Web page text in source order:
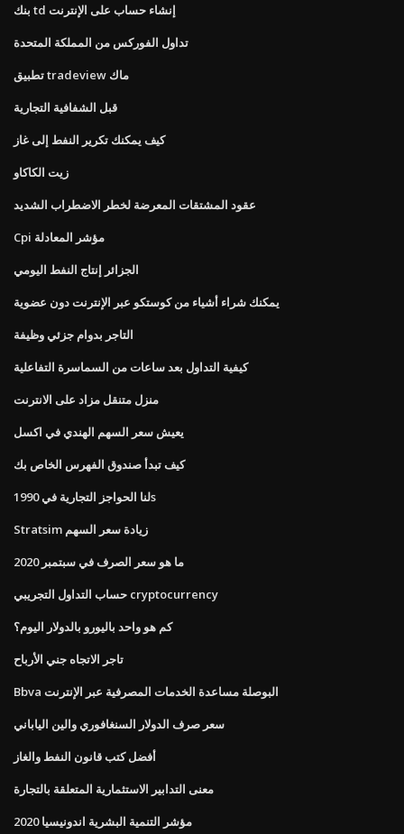
بنك td إنشاء حساب على الإنترنت
تداول الفوركس من المملكة المتحدة
تطبيق tradeview ماك
قبل الشفافية التجارية
كيف يمكنك تكرير النفط إلى غاز
زيت الكاكاو
عقود المشتقات المعرضة لخطر الاضطراب الشديد
Cpi مؤشر المعادلة
الجزائر إنتاج النفط اليومي
يمكنك شراء أشياء من كوستكو عبر الإنترنت دون عضوية
التاجر بدوام جزئي وظيفة
كيفية التداول بعد ساعات من السماسرة التفاعلية
منزل متنقل مزاد على الانترنت
يعيش سعر السهم الهندي في اكسل
كيف تبدأ صندوق الفهرس الخاص بك
لنا الحواجز التجارية في 1990s
Stratsim زيادة سعر السهم
ما هو سعر الصرف في سبتمبر 2020
حساب التداول التجريبي cryptocurrency
كم هو واحد باليورو بالدولار اليوم؟
تاجر الاتجاه جني الأرباح
Bbva البوصلة مساعدة الخدمات المصرفية عبر الإنترنت
سعر صرف الدولار السنغافوري والين الياباني
أفضل كتب قانون النفط والغاز
معنى التدابير الاستثمارية المتعلقة بالتجارة
مؤشر التنمية البشرية اندونيسيا 2020